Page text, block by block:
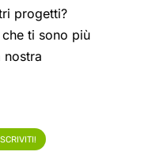
progetti?
ti sono più
nostra